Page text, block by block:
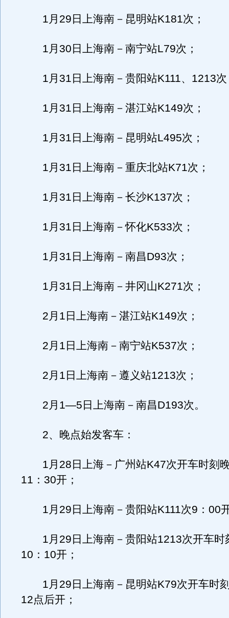
1月29日上海南－昆明站K181次；
1月30日上海南－南宁站L79次；
1月31日上海南－贵阳站K111、1213次
1月31日上海南－湛江站K149次；
1月31日上海南－昆明站L495次；
1月31日上海南－重庆北站K71次；
1月31日上海南－长沙K137次；
1月31日上海南－怀化K533次；
1月31日上海南－南昌D93次；
1月31日上海南－井冈山K271次；
2月1日上海南－湛江站K149次；
2月1日上海南－南宁站K537次；
2月1日上海南－遵义站1213次；
2月1—5日上海南－南昌D193次。
2、晚点始发客车：
1月28日上海－广州站K47次开车时刻
11：30开；
1月29日上海南－贵阳站K111次9：00
1月29日上海南－贵阳站1213次开车时
10：10开；
1月29日上海南－昆明站K79次开车时
12点后开；